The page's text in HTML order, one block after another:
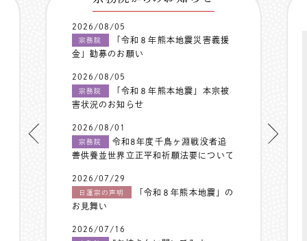
2026/08/05
宗務院
「令和８年熊本地震災害義援
金」勧募のお願い
2026/08/05
宗務院
「令和８年熊本地震」本宗被
害状況のお知らせ
2026/08/01
宗務院
令和8年度千鳥ヶ淵戦没者追
善供養並世界立正平和祈願法要について
2026/07/29
日蓮宗の声明
「令和８年熊本地震」の
お見舞い
2026/07/16